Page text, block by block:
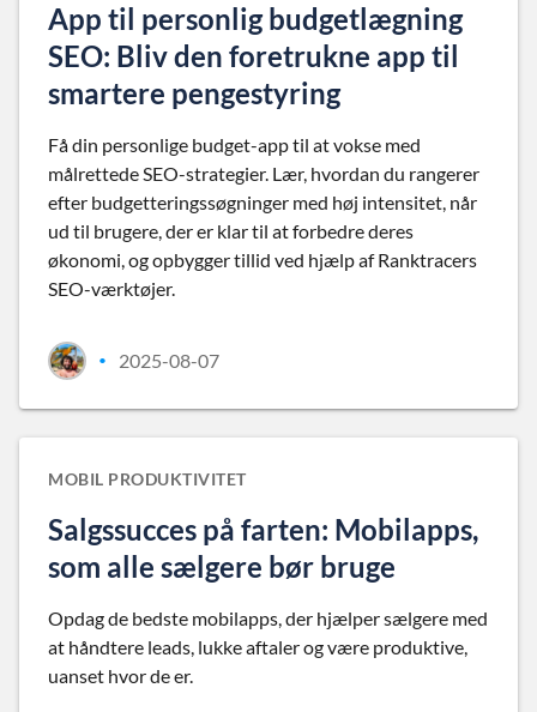
App til personlig budgetlægning
SEO: Bliv den foretrukne app til
smartere pengestyring
Få din personlige budget-app til at vokse med
målrettede SEO-strategier. Lær, hvordan du rangerer
efter budgetteringssøgninger med høj intensitet, når
ud til brugere, der er klar til at forbedre deres
økonomi, og opbygger tillid ved hjælp af Ranktracers
SEO-værktøjer.
• 2025-08-07
MOBIL PRODUKTIVITET
Salgssucces på farten: Mobilapps,
som alle sælgere bør bruge
Opdag de bedste mobilapps, der hjælper sælgere med
at håndtere leads, lukke aftaler og være produktive,
uanset hvor de er.